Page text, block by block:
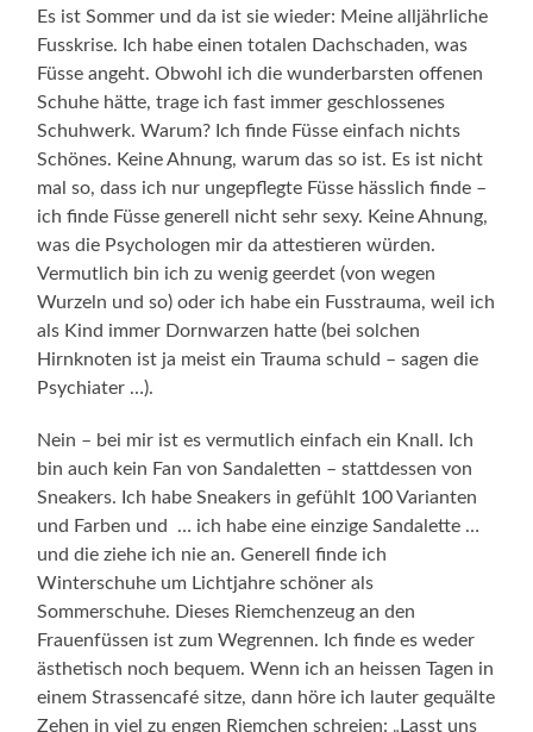
Es ist Sommer und da ist sie wieder: Meine alljährliche
Fusskrise. Ich habe einen totalen Dachschaden, was
Füsse angeht. Obwohl ich die wunderbarsten offenen
Schuhe hätte, trage ich fast immer geschlossenes
Schuhwerk. Warum? Ich finde Füsse einfach nichts
Schönes. Keine Ahnung, warum das so ist. Es ist nicht
mal so, dass ich nur ungepflegte Füsse hässlich finde –
ich finde Füsse generell nicht sehr sexy. Keine Ahnung,
was die Psychologen mir da attestieren würden.
Vermutlich bin ich zu wenig geerdet (von wegen
Wurzeln und so) oder ich habe ein Fusstrauma, weil ich
als Kind immer Dornwarzen hatte (bei solchen
Hirnknoten ist ja meist ein Trauma schuld – sagen die
Psychiater …).
Nein – bei mir ist es vermutlich einfach ein Knall. Ich
bin auch kein Fan von Sandaletten – stattdessen von
Sneakers. Ich habe Sneakers in gefühlt 100 Varianten
und Farben und … ich habe eine einzige Sandalette …
und die ziehe ich nie an. Generell finde ich
Winterschuhe um Lichtjahre schöner als
Sommerschuhe. Dieses Riemchenzeug an den
Frauenfüssen ist zum Wegrennen. Ich finde es weder
ästhetisch noch bequem. Wenn ich an heissen Tagen in
einem Strassencafé sitze, dann höre ich lauter gequälte
Zehen in viel zu engen Riemchen schreien: „Lasst uns